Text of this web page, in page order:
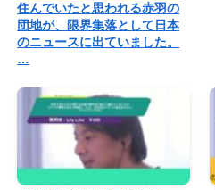
住んでいたと思われる赤羽の
団地が、限界集落として日本
のニュースに出ていました。
…